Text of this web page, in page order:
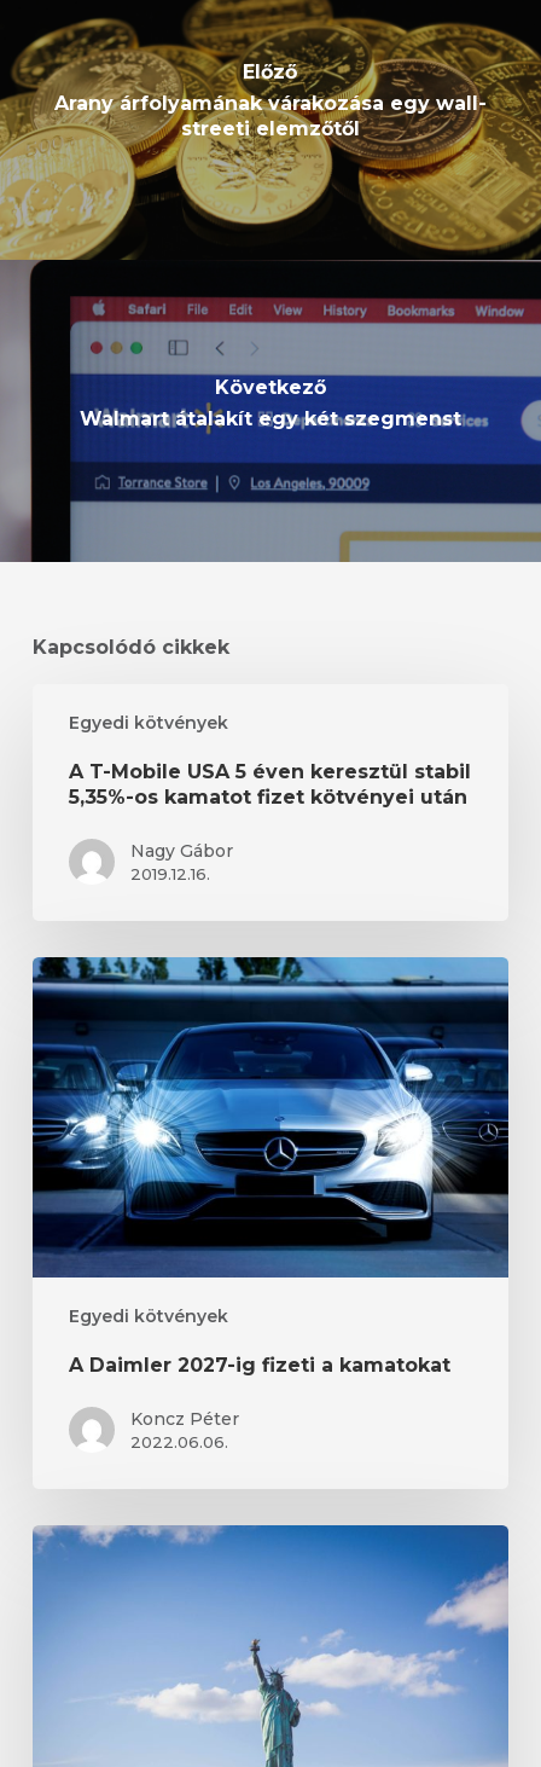
Előző
Arany árfolyamának várakozása egy wall-
streeti elemzőtől
Következő
Walmart átalakít egy két szegmenst
Kapcsolódó cikkek
Egyedi kötvények
éven
keresztül
os
kamatot
kötvényei
után
A T-Mobile USA 5 éven keresztül stabil
5,35%-os kamatot fizet kötvényei után
Nagy Gábor
2019.12.16.
Egyedi kötvények
A
Daimler
2027-
ig
fizeti
a
kamatokat
A Daimler 2027-ig fizeti a kamatokat
Koncz Péter
2022.06.06.
3,14%